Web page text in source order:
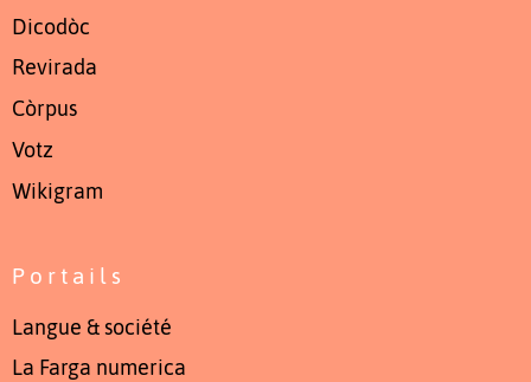
Dicodòc
Revirada
Còrpus
Votz
Wikigram
Portails
Langue & société
La Farga numerica